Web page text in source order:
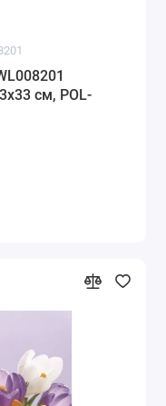
см, POL-